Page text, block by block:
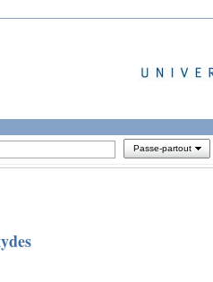
Passe-partout